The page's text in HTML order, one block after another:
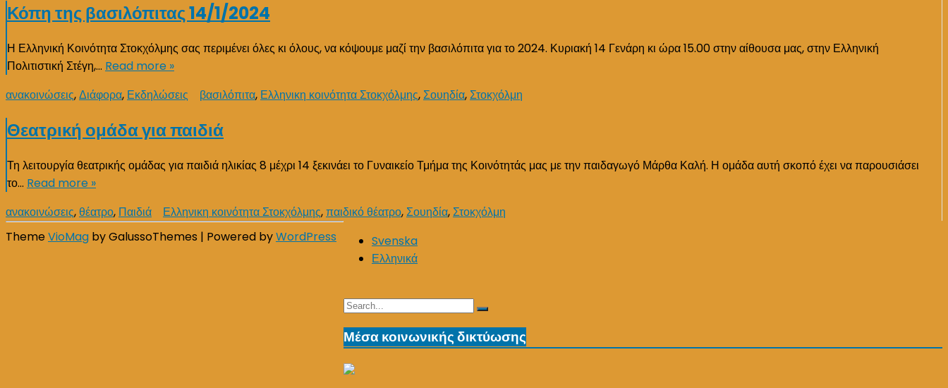
Κόπη της βασιλόπιτας 14/1/2024
Η Ελληνική Κοινότητα Στοκχόλμης σας περιμένει όλες κι όλους, να κόψουμε μαζί την βασιλόπιτα για το 2024. Κυριακή 14 Γενάρη κι ώρα 15.00 στην αίθουσα μας, στην Ελληνική
Πολιτιστική Στέγη,… Read more »
ανακοινώσεις,Διάφορα, Εκδηλώσεις βασιλόπιτα, Ελληνικη κοινότητα Στοκχόλμης,Σουηδία,Στοκχόλμη
Θεατρική ομάδα για παιδιά
Τη λειτουργία θεατρικής ομάδας για παιδιά ηλικίας 8 μέχρι 14 ξεκινάει το Γυναικείο Τμήμα της Κοινότητάς μας με την παιδαγωγό Μάρθα Καλή. Η ομάδα αυτή σκοπό έχει να παρουσιάσει
το… Read more »
ανακοινώσεις,θέατρο, Παιδιά Ελληνικη κοινότητα Στοκχόλμης,παιδικό θέατρο,Σουηδία,Στοκχόλμη
Svenska
Ελληνικά
Search
Search
Μέσα κοινωνικής δικτύωσης
ThemeVioMag by GalussoThemes | Powered byWordPress